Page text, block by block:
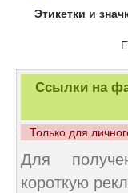
Этикетки и
Ссылки на
Только для
Для
короткую